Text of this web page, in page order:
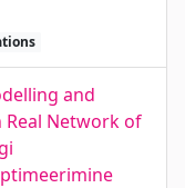
and
Network of